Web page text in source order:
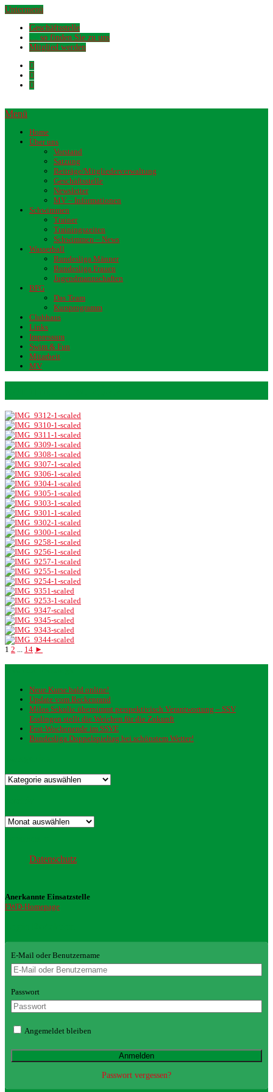
Untermenü
Geschäftsstelle
… so finden Sie zu uns
Mitglied werden
Menü
Home
Über uns
Vorstand
Satzung
Beiträge/Mitgliederverwaltung
Geschäftsstelle
Newsletter
MV – Informationen
Schwimmen
Trainer
Trainingszeiten
Schwimmen – News
Wasserball
Bundesliga Männer
Bundesliga Frauen
Jugendmannschaften
BFG
Das Team
Kursprogramm
Clubhaus
Links
Impressum
Swim & Fun
Mitarbeit
MV
1 2 14 ►
Neue Kurse bald online!
Update vom Beckenrand
Milos Sekulic übernimmt perspektivisch Verantwortung – SSV
Esslingen stellt die Weichen für die Zukunft
Fest-Wochenende im SSVE
Bundesliga Doppelspieltag bei schönstem Wetter!
Kategorien
Archiv
Datenschutz
Anerkannte Einsatzstelle
FWD-Homepage
E-Mail oder Benutzername
Passwort
Angemeldet bleiben
Passwort vergessen?